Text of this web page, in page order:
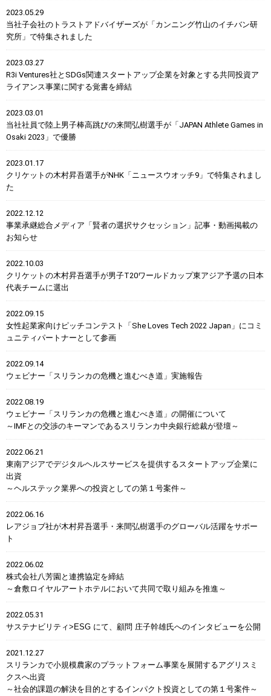
2023.05.29
当社子会社のトラストアドバイザーズが「カンニング竹山のイチバン研
究所」で特集されました
2023.03.27
R3i Ventures社とSDGs関連スタートアップ企業を対象とする共同投資ア
ライアンス事業に関する覚書を締結
2023.03.01
当社社員で陸上男子棒高跳びの来間弘樹選手が「JAPAN Athlete Games in
Osaki 2023」で優勝
2023.01.17
クリケットの木村昇吾選手がNHK「ニュースウオッチ9」で特集されまし
た
2022.12.12
事業承継総合メディア「賢者の選択サクセッション」記事・動画掲載の
お知らせ
2022.10.03
クリケットの木村昇吾選手が男子T20ワールドカップ東アジア予選の日本
代表チームに選出
2022.09.15
女性起業家向けピッチコンテスト「She Loves Tech 2022 Japan」にコミ
ュニティパートナーとして参画
2022.09.14
ウェビナー「スリランカの危機と進むべき道」実施報告
2022.08.19
ウェビナー「スリランカの危機と進むべき道」の開催について
～IMFとの交渉のキーマンであるスリランカ中央銀行総裁が登壇～
2022.06.21
東南アジアでデジタルヘルスサービスを提供するスタートアップ企業に
出資
～ヘルステック業界への投資としての第１号案件～
2022.06.16
レアジョブ社が木村昇吾選手・来間弘樹選手のグローバル活躍をサポー
ト
2022.06.02
株式会社八芳園と連携協定を締結
～倉敷ロイヤルアートホテルにおいて共同で取り組みを推進～
2022.05.31
サステナビリティ>ESG にて、顧問 庄子幹雄氏へのインタビューを公開
2021.12.27
スリランカで小規模農家のプラットフォーム事業を展開するアグリスミ
クスへ出資
～社会的課題の解決を目的とするインパクト投資としての第１号案件～